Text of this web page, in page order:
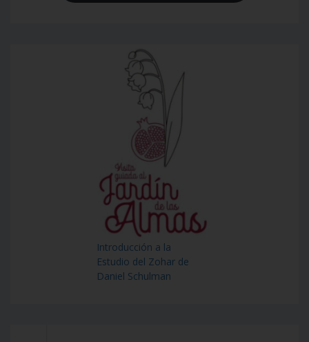
Introducción a la
Estudio del Zohar de
Daniel Schulman